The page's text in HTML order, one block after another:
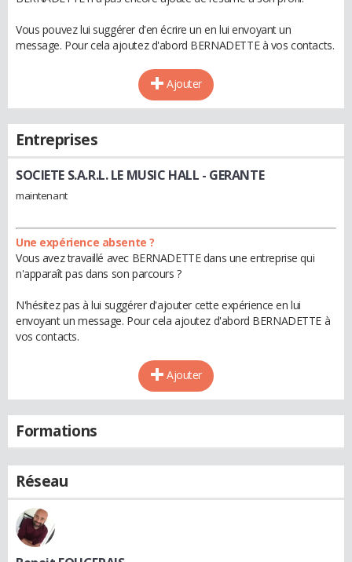
Vous pouvez lui suggérer d'en écrire un en lui envoyant un
message. Pour cela ajoutez d'abord BERNADETTE à vos contacts.
Ajouter
Entreprises
SOCIETE S.A.R.L. LE MUSIC HALL - GERANTE
maintenant
Une expérience absente ?
Vous avez travaillé avec BERNADETTE dans une entreprise qui
n'apparaît pas dans son parcours ?
N'hésitez pas à lui suggérer d'ajouter cette expérience en lui
envoyant un message. Pour cela ajoutez d'abord BERNADETTE à
vos contacts.
Ajouter
Formations
Réseau